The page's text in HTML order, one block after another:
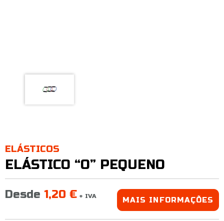
ELÁSTICOS
ELÁSTICO “O” PEQUENO
Desde 1,20 € + IVA MAIS INFORMAÇÕES